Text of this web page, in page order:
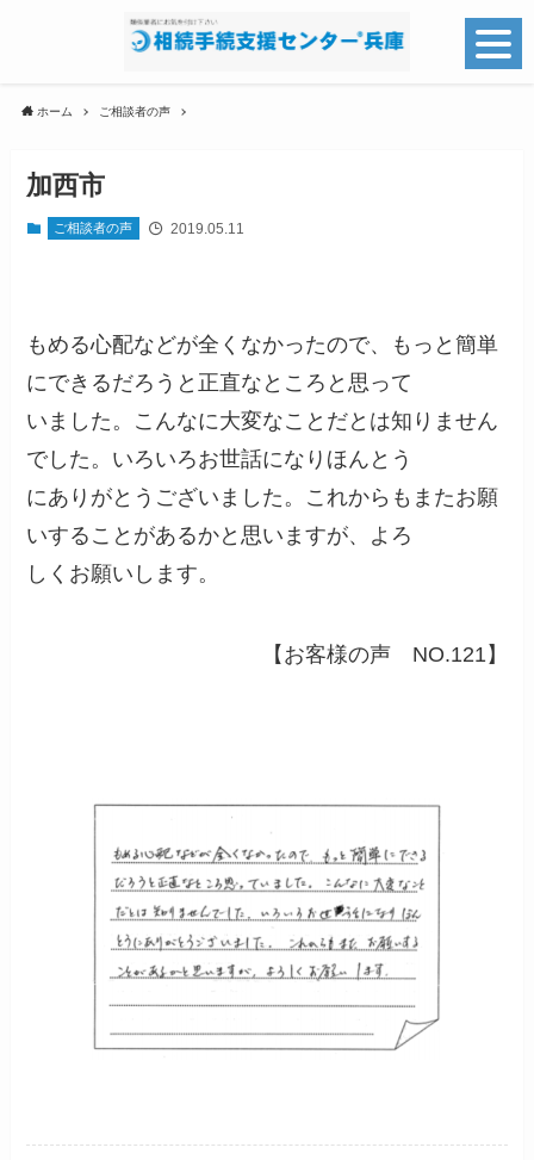
ホーム ご相談者の声
加西市
ご相談者の声 2019.05.11
もめる心配などが全くなかったので、もっと簡単
にできるだろうと正直なところと思って
いました。こんなに大変なことだとは知りません
でした。いろいろお世話になりほんとう
にありがとうございました。これからもまたお願
いすることがあるかと思いますが、よろ
しくお願いします。
【お客様の声 NO.121】